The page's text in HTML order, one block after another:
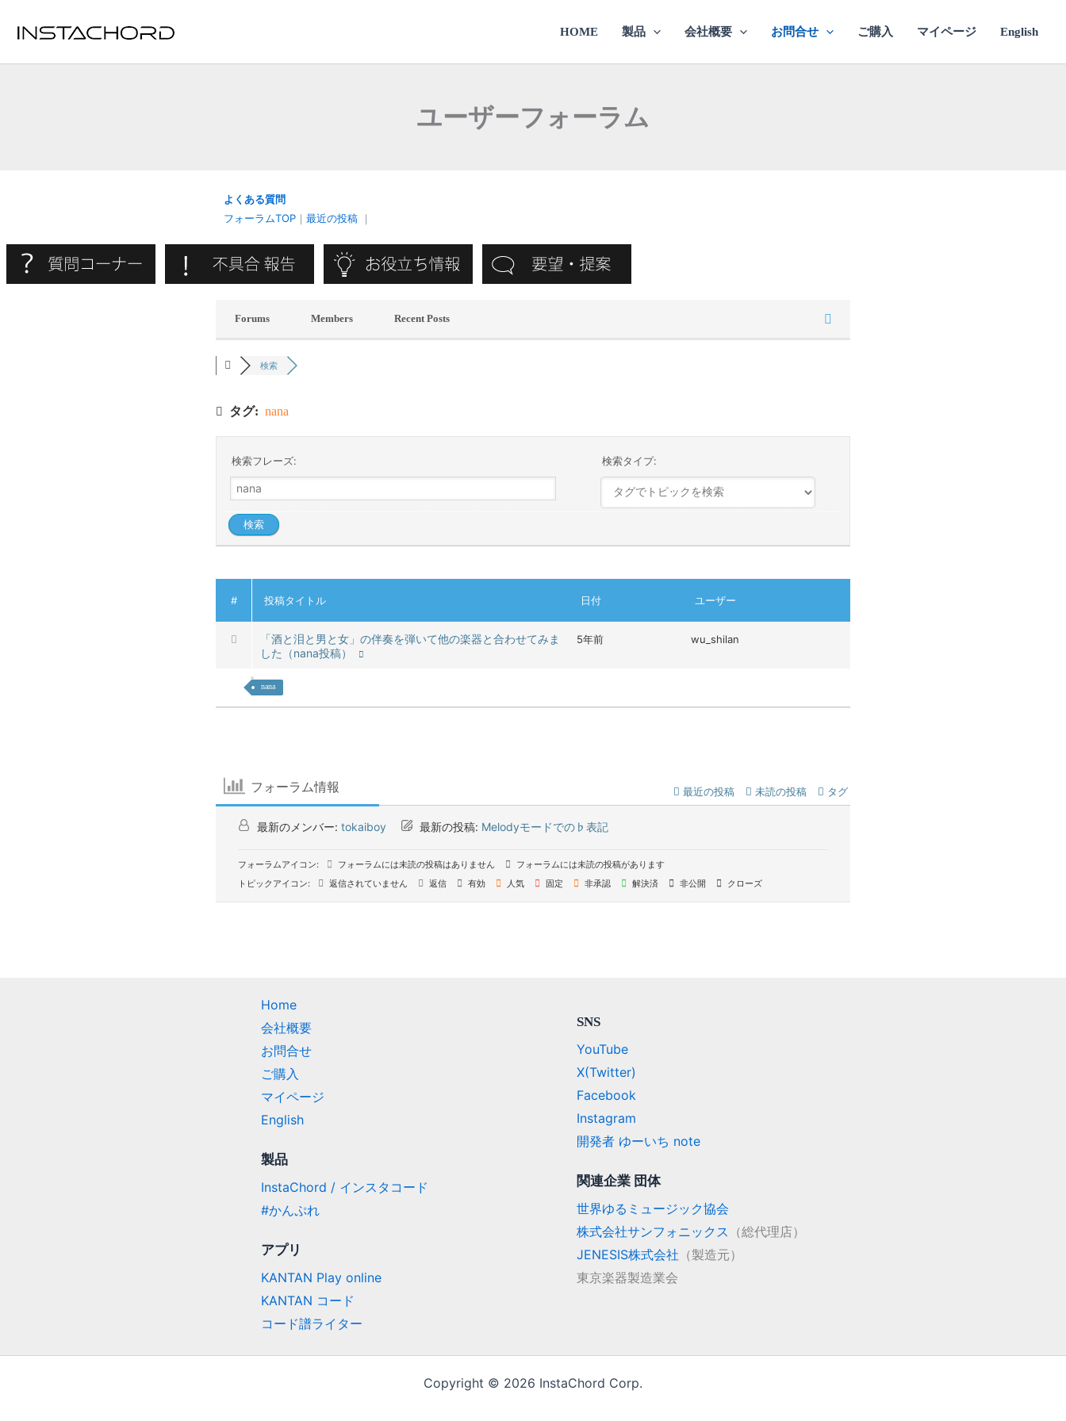
HOME 製品 会社概要 お問合せ ご購入 マイページ English
ユーザーフォーラム
よくある質問
フォーラムTOP ｜ 最近の投稿 ｜
Forums Members Recent Posts
検索
タグ: nana
検索フレーズ: 検索タイプ:
# 投稿タイトル 日付 ユーザー
「酒と泪と男と女」の伴奏を弾いて他の楽器と合わせてみま
した（nana投稿）
5年前 wu_shilan
nana
フォーラム情報 最近の投稿 未読の投稿 タグ
最新のメンバー: tokaiboy 最新の投稿: Melodyモードでの♭表記
フォーラムアイコン: フォーラムには未読の投稿はありません
フォーラムには未読の投稿があります
トピックアイコン:
返信されていません 返信 有効 人気 固定 非承認 解決済 非公開 クローズ
Home
会社概要
お問合せ
ご購入
マイページ
English
製品
InstaChord / インスタコード
#かんぷれ
アプリ
KANTAN Play online
KANTAN コード
コード譜ライター
SNS
YouTube
X(Twitter)
Facebook
Instagram
開発者 ゆーいち note
関連企業 団体
世界ゆるミュージック協会
株式会社サンフォニックス （総代理店）
JENESIS株式会社 （製造元）
東京楽器製造業会
Copyright © 2026 InstaChord Corp.